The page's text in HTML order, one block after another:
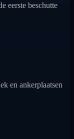
eerste beschutte
en ankerplaatsen